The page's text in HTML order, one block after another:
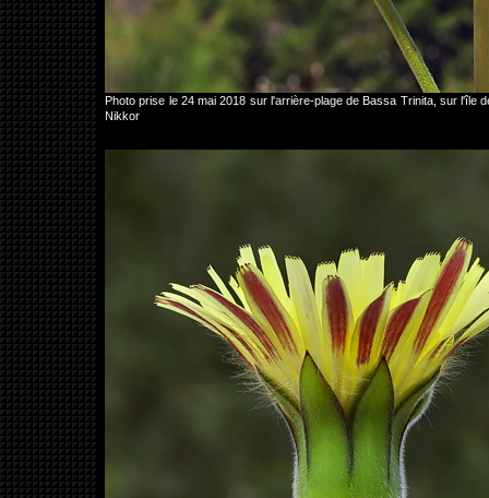
Photo prise le 24 mai 2018 sur l'arrière-plage de Bassa Trinita, sur l'île
Nikkor